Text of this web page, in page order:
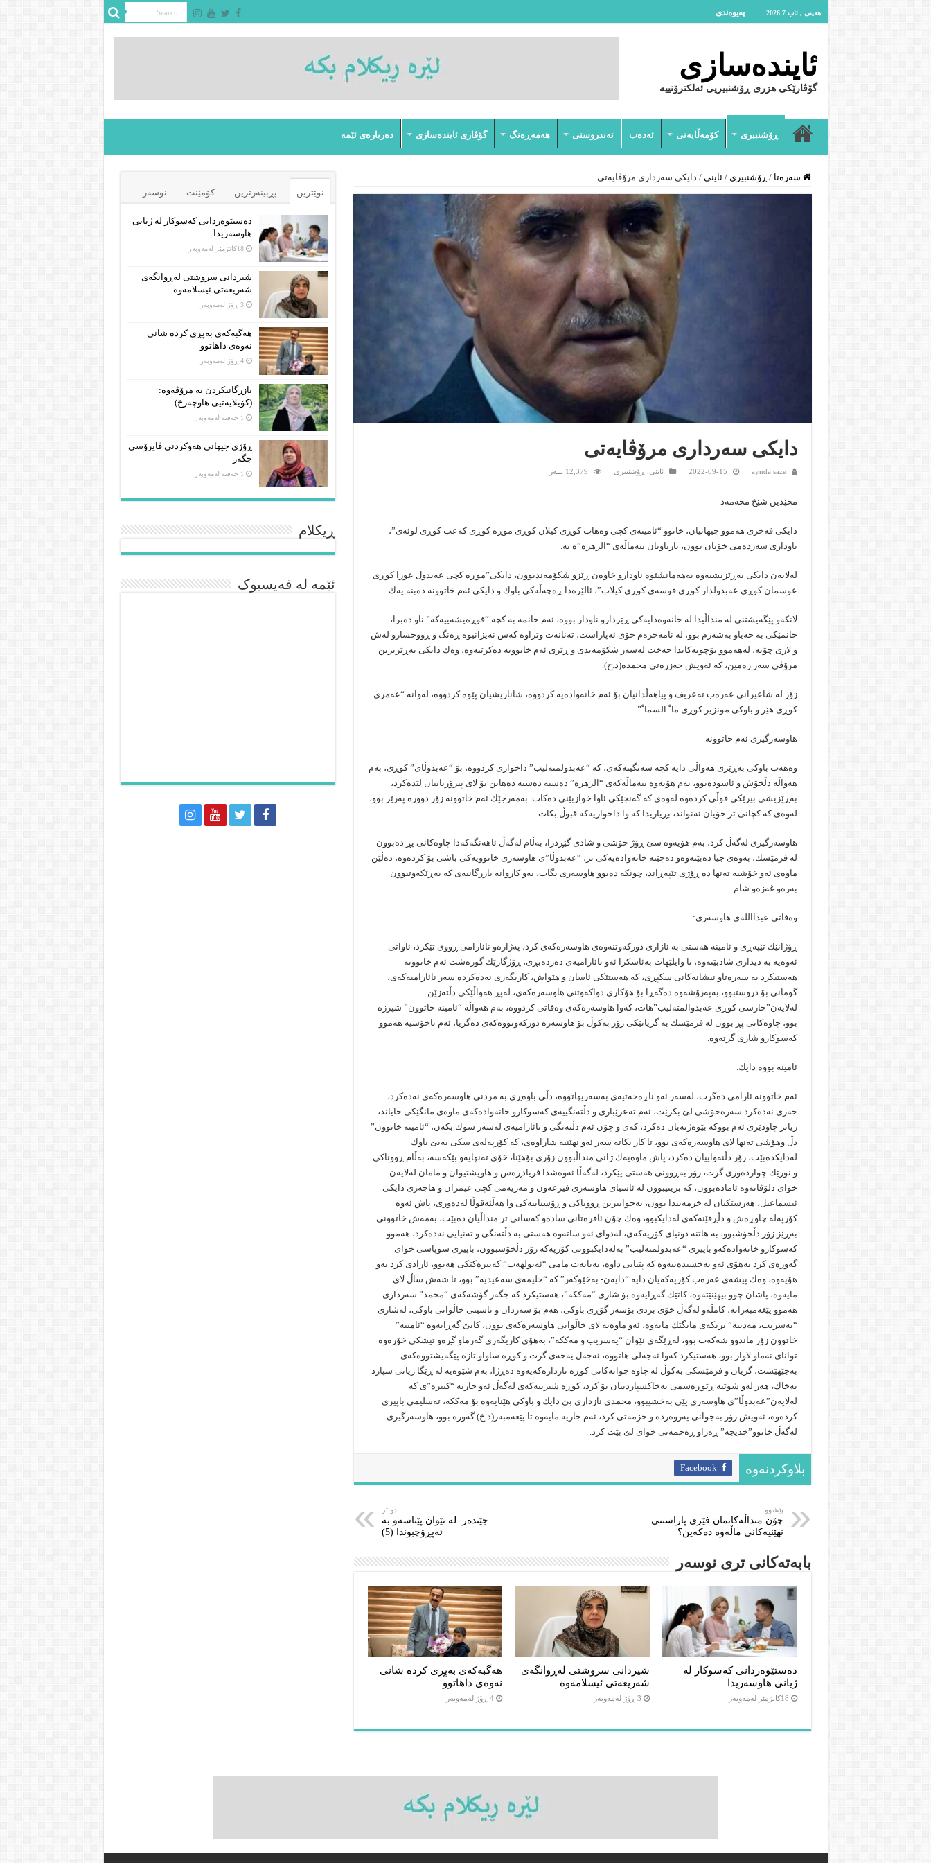
هەینی , ئاب 7 2026 پەیوەندى
ئایندەسازى
گۆڤارێکی هزری ڕۆشنبیریی ئەلکترۆنییە
ڕۆشنبیرى کۆمەڵایەتى ئەدەب تەندروستى هەمەڕەنگ گۆڤارى ئایندەسازى دەربارەى ئێمە
سەرەتا / ڕۆشنبیرى / ئاینى / دایكی سەرداری مرۆڤایەتی
دایكی سەرداری مرۆڤایەتی
aynda saze
2022-09-15 ئاینى ڕۆشنبیرى 12,379 بینەر
محێدین شێخ محەمەد
دایكی فەخری هەموو جیهانیان، خاتوو “ئامینەی كچی وەهاب كوڕی كیلان كوڕی موڕە كوڕی كەعب كوڕی لوئەی”،
ناوداری سەردەمی خۆیان بوون، نازناویان بنەماڵەی “الزهرە”ە یە.
لەلایەن دایكی بەڕێزیشیەوە بەهەمانشێوە ناودارو خاوەن ڕێزو شكۆمەندبوون، دایكی”موڕە كچی عەبدول عوزا كوڕی
عوسمان كوڕی عەبدولدار كوڕی قوسەی كوڕی كیلاب”، ئالێرەدا ڕەچەڵەكی باوك و دایكی ئەم خاتوونە دەبنە یەك.
لانكەو پێگەیشتنی لە منداڵیدا لە خانەوەدایەكی ڕێزدارو ناودار بووە، ئەم خانمە بە كچە “قوڕەیشەییەكە” ناو دەبرا،
خانمێكی بە حەیاو بەشەرم بوو، لە نامەحرەم خۆی ئەپاراست، تەنانەت وتراوە كەس نەیزانیوە ڕەنگ و ڕووخسارو لەش
و لاری چۆنە، لەهەموو بۆچونەكاندا جەخت لەسەر شكۆمەندی و ڕێزی ئەم خاتوونە دەكرێتەوە، وەك دایكی بەڕێزترین
مرۆڤی سەر زەمین، كە ئەویش حەزرەتی محمدە(د.خ).
زۆر لە شاعیرانی عەرەب تەعریف و پیاهەڵدانیان بۆ ئەم خانەوادەیە كردووە، شانازیشیان پێوە كردووە، لەوانە “عەمری
كوڕی هێر و باوكی مونزیر كوڕی ما ْ السما ْ”.
هاوسەرگیری ئەم خاتوونە
وەهەب باوكی بەڕێزی هەواڵی دایە كچە سەنگینەكەی، كە “عەبدولمتەلیب” داخوازی كردووە، بۆ “عەبدوڵای” كوڕی، بەم
هەواڵە دڵخۆش و ئاسودەبوو، بەم هۆیەوە بنەماڵەكەی “الزهرە” دەستە دەستە دەهاتن بۆ لای پیرۆزباییان لێدەكرد،
بەڕێزیشی بیرێكی قوڵی كردەوە لەوەی كە گەنجێكی ئاوا خوازبێنی دەكات. بەمەرجێك ئەم خاتوونە زۆر دوورە پەرێز بوو،
لەوەی كە كچانی تر خۆیان ئەنواند، بڕیاریدا كە وا داخوازیەكە قبوڵ بكات.
هاوسەرگیری لەگەڵ كرد، بەم هۆیەوە سێ ڕۆژ خۆشی و شادی گێڕدرا، بەڵام لەگەڵ ئاهەنگەكەدا چاوەكانی پڕ دەبوون
لە فرمێسك، بەوەی جیا دەبێتەوەو دەچێتە خانەوادەیەكی تر، “عەبدوڵا”ی هاوسەری خانوویەكی باشی بۆ كردەوە، دەڵێن
ماوەی ئەو خۆشیە تەنها دە ڕۆژی تێپەڕاند، چونكە دەبوو هاوسەری بگات، بەو كاروانە بازرگانیەی كە بەڕێكەوتبوون
بەرەو غەزەو شام.
وەفاتی عبدااللەی هاوسەری:
ڕۆژانێك تێپەڕی و ئامینە هەستی بە ئازاری دوركەوتنەوەی هاوسەرەكەی كرد، پەژارەو نائارامی ڕووی تێكرد، ئاواتی
ئەوەیە بە دیداری شادبێتەوە، تا وایلێهات بەئاشكرا ئەو نائارامیەی دەردەبڕی، ڕۆژگارێك گوزەشت ئەم خاتوونە
هەستیكرد بە سەرەتاو نیشانەكانی سكپڕی، كە هەستێكی ئاسان و هێواش، كاریگەری نەدەكردە سەر نائارامیەكەی،
گومانی بۆ دروستبوو، بەپەرۆشەوە دەگەڕا بۆ هۆكاری دواكەوتنی هاوسەرەكەی، لەپڕ هەواڵێكی دڵتەزێن
لەلایەن”حارسی كوڕی عەبدوالمتەلیب”هات، كەوا هاوسەرەكەی وەفاتی كردووە، بەم هەواڵە “ئامینە خاتوون” شپرزە
بوو، چاوەكانی پڕ بوون لە فرمێسك بە گریانێكی زۆر بەكوڵ بۆ هاوسەرە دوركەوتووەكەی دەگریا، ئەم ناخۆشیە هەموو
كەسوكارو شاری گرتەوە.
ئامینە بووە دایك.
ئەم خاتوونە ئارامی دەگرت، لەسەر ئەو ناڕەحەتیەی بەسەریهاتووە، دڵی باوەڕی بە مردنی هاوسەرەكەی نەدەكرد،
حەزی نەدەكرد سەرەخۆشی لێ بكرێت، ئەم تەعزێباری و دڵتەنگییەی كەسوكارو خانەوادەكەی ماوەی مانگێكی خایاند،
زیاتر چاودێری ئەم بووكە بێوەژنەیان دەكرد، كەی و چۆن ئەم دڵتەنگی و نائارامیەی لەسەر سوك بكەن، “ئامینە خاتوون”
دڵ وهۆشی تەنها لای هاوسەرەكەی بوو، تا كار بكاتە سەر ئەو نهێنیە شاراوەی، كە كۆرپەلەی سكی بەبێ باوك
لەدایكدەبێت، زۆر دڵنەواییان دەكرد، پاش ماوەیەك ژانی منداڵبوون زۆری بۆهێنا، خۆی تەنهایەو بێكەسە، بەڵام ڕووناكی
و نورێك چواردەوری گرت، زۆر بەڕوونی هەستی پێكرد، لەگەڵا ئەوەشدا فریادڕەس و هاوپشتیوان و مامان لەلایەن
خوای دلۆڤانەوە ئامادەبوون، كە بریتیبوون لە ئاسیای هاوسەری فیرعەون و مەریەمی كچی عیمران و هاجەری دایكی
ئیسماعیل، هەرسێكیان لە خزمەتیدا بوون، بەجوانترین ڕووناكی و ڕۆشناییەكی وا هەڵئەقوڵا لەدەوری، پاش ئەوە
كۆرپەلە چاوڕەش و دڵڕفێنەكەی لەدایكبوو، وەك چۆن ئافرەتانی سادەو كەسانی تر منداڵیان دەبێت، بەمەش خاتوونی
بەڕێز زۆر دڵخۆشبوو، بە هاتنە دونیای كۆرپەكەی، لەدوای ئەو ساتەوە هەستی بە دڵتەنگی و تەنیایی نەدەكرد، هەموو
كەسوكارو خانەوادەكەو باپیری “عەبدولمتەلیب” بەلەدایكبوونی كۆرپەكە زۆر دڵخۆشبوون، باپیری سوپاسی خوای
گەورەی كرد بەهۆی ئەو بەخشندەییەوە كە پێیانی داوە، تەنانەت مامی “ئەبولهەب” كەنیزەكێكی هەبوو، ئازادی كرد بەو
هۆیەوە، وەك پیشەی عەرەب كۆرپەكەیان دایە “دایەن- بەخێوكەر” كە “حلیمەی سەعیدیە” بوو، تا شەش ساڵ لای
مایەوە، پاشان چوو بیهێنێتەوە، كاتێك گەڕایەوە بۆ شاری “مەككە”، هەستیكرد كە جگەر گۆشەكەی “محمد” سەرداری
هەموو پێغەمبەرانە، كامڵەو لەگەڵ خۆی بردی بۆسەر گۆڕی باوكی، هەم بۆ سەردان و ناسینی خاڵوانی باوكی، لەشاری
“یەسریب، مەدینە” نزیكەی مانگێك مانەوە، ئەو ماوەیە لای خاڵوانی هاوسەرەكەی بوون، كاتێ گەڕانەوە “ئامینە”
خاتوون زۆر ماندوو شەكەت بوو، لەڕێگەی نێوان “یەسریب و مەككە”، بەهۆی كاریگەری گەرماو گڕەو تیشكی خۆرەوە
توانای نەماو لاواز بوو، هەستیكرد كەوا ئەجەلی هاتووە، ئەجەل یەخەی گرت و كوڕە ساواو تازە پێگەیشتووەكەی
بەجێهێشت، گریان و فرمێسكی بەكوڵ لە چاوە جوانەكانی كوڕە نازدارەكەیەوە دەڕژا، بەم شێوەیە لە ڕێگا ژیانی سپارد
بەخاك، هەر لەو شوێنە ڕێوڕەسمی بەخاكسپاردنیان بۆ كرد، كوڕە شیرینەكەی لەگەڵ ئەو جاریە “كنیزە”ی كە
لەلایەن”عەبدوڵا”ی هاوسەری پێی بەخشیبوو، محمدی نازداری بێ دایك و باوكی هێنایەوە بۆ مەككە، تەسلیمی باپیری
كردەوە، ئەویش زۆر بەجوانی پەروەردە و خزمەتی كرد، ئەم جاریە مایەوە تا پێغەمبەر(د.خ) گەورە بوو، هاوسەرگیری
لەگەڵ خاتوو”خدیجە” ڕەزاو ڕەحمەتی خوای لێ بێت كرد.
بلاوکردنەوە Facebook
پێشوو
چۆن منداڵه‌كانمان فێرى پاراستنى
نهێنیه‌كانى ماڵه‌وه‌ ده‌كه‌ین؟
دواتر
جێنده‌ر له‌ نێوان پێناسه‌‌و به‌
ئه‌پڕۆچبوندا (5)
بابەتەکانى ترى نوسەر
دەستێوەردانی کەسوکار لە
ژیانی هاوسەریدا
18كاتژمێر لەمەوبەر
شیردانی سروشتی لەڕوانگەی
شەریعەتی ئیسلامەوە
3 ڕۆژ لەمەوبەر
هەگبەکەی بەپڕی کردە شانی
نەوەی داهاتوو
4 ڕۆژ لەمەوبەر
نوێترین پڕبینەرترین کۆمێنت نوسەر
دەستێوەردانی کەسوکار لە ژیانی
هاوسەریدا
18كاتژمێر لەمەوبەر
شیردانی سروشتی لەڕوانگەی
شەریعەتی ئیسلامەوە
3 ڕۆژ لەمەوبەر
هەگبەکەی بەپڕی کردە شانی
نەوەی داهاتوو
4 ڕۆژ لەمەوبەر
بازرگانیکردن بە مرۆڤەوە:
(کۆیلایەتیی هاوچەرخ)
1 حەفتە لەمەوبەر
ڕۆژی جیهانی هەوکردنی ڤایرۆسی
جگەر
1 حەفتە لەمەوبەر
ڕیکلام
ئێمە لە فەیسبوک